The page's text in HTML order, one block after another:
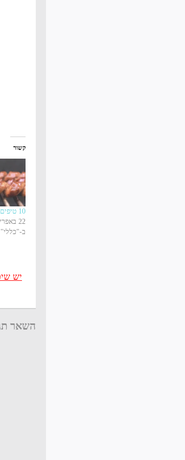
קשור
10 טיפים ל'על האש' המושלם
22 באפריל 2015
ב-"כללי"
יש
השאר